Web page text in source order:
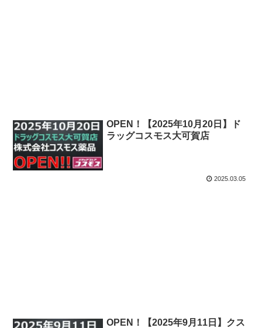
OPEN！【2025年10月20日】ド
ラッグコスモス大可賀店
2025.03.05
OPEN！【2025年9月11日】クス